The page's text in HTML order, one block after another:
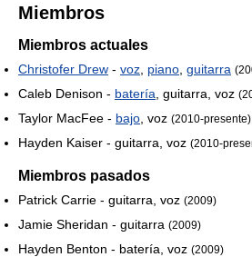
Miembros
Miembros actuales
Christofer Drew - voz piano guitarra
Caleb Denison - batería , guitarra, voz
Taylor MacFee - bajo , voz (2010-presente)
Hayden Kaiser - guitarra, voz (2010-
Miembros pasados
Patrick Carrie - guitarra, voz (2009)
Jamie Sheridan - guitarra (2009)
Hayden Benton - batería, voz (2009)